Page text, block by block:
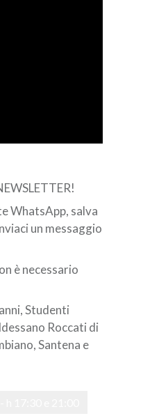
!
WhatsApp, salva
un messaggio
è necessario
Studenti
Roccati di
Santena e